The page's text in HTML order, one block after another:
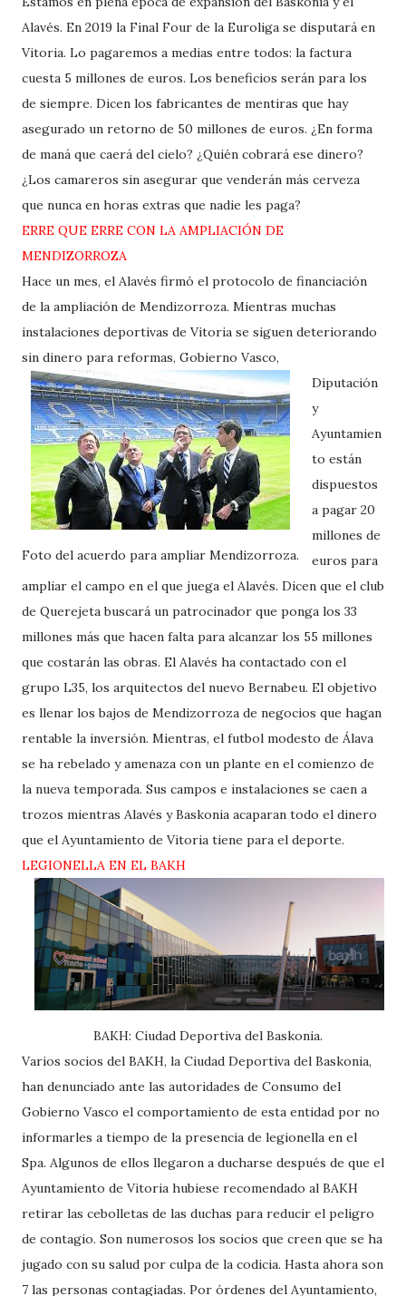
Alavés. En 2019 la Final Four de la Euroliga se disputará en
Vitoria. Lo pagaremos a medias entre todos: la factura
cuesta 5 millones de euros. Los beneficios serán para los
de siempre. Dicen los fabricantes de mentiras que hay
asegurado un retorno de 50 millones de euros. ¿En forma
de maná que caerá del cielo? ¿Quién cobrará ese dinero?
¿Los camareros sin asegurar que venderán más cerveza
que nunca en horas extras que nadie les paga?
ERRE QUE ERRE CON LA AMPLIACIÓN DE
MENDIZORROZA
Hace un mes, el Alavés firmó el protocolo de financiación
de la ampliación de Mendizorroza. Mientras muchas
instalaciones deportivas de Vitoria se siguen deteriorando
sin dinero para reformas, Gobierno Vasco,
Foto del acuerdo para ampliar Mendizorroza.
Diputación
y
Ayuntamien
to están
dispuestos
a pagar 20
millones de
euros para
ampliar el campo en el que juega el Alavés. Dicen que el club
de Querejeta buscará un patrocinador que ponga los 33
millones más que hacen falta para alcanzar los 55 millones
que costarán las obras. El Alavés ha contactado con el
grupo L35, los arquitectos del nuevo Bernabeu. El objetivo
es llenar los bajos de Mendizorroza de negocios que hagan
rentable la inversión. Mientras, el futbol modesto de Álava
se ha rebelado y amenaza con un plante en el comienzo de
la nueva temporada. Sus campos e instalaciones se caen a
trozos mientras Alavés y Baskonia acaparan todo el dinero
que el Ayuntamiento de Vitoria tiene para el deporte.
LEGIONELLA EN EL BAKH
BAKH: Ciudad Deportiva del Baskonia.
Varios socios del BAKH, la Ciudad Deportiva del Baskonia,
han denunciado ante las autoridades de Consumo del
Gobierno Vasco el comportamiento de esta entidad por no
informarles a tiempo de la presencia de legionella en el
Spa. Algunos de ellos llegaron a ducharse después de que el
Ayuntamiento de Vitoria hubiese recomendado al BAKH
retirar las cebolletas de las duchas para reducir el peligro
de contagio. Son numerosos los socios que creen que se ha
jugado con su salud por culpa de la codicia. Hasta ahora son
7 las personas contagiadas. Por órdenes del Ayuntamiento,